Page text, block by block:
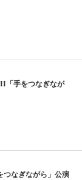
「手をつなぎなが
つなぎながら」公演